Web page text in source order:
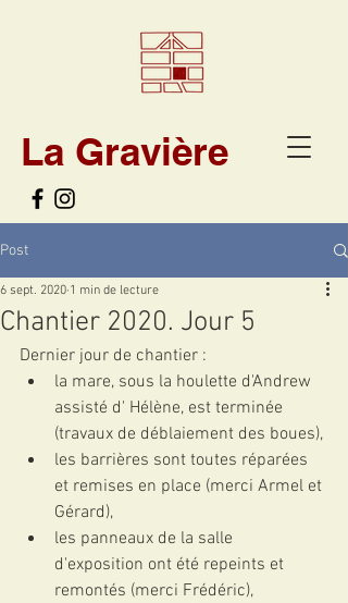
La Gravière
Post
Chantier 2020. Jour 5
6 sept. 2020 1 min de lecture
Dernier jour de chantier :
la mare, sous la houlette d'Andrew
assisté d' Hélène, est terminée
(travaux de déblaiement des boues),
les barrières sont toutes réparées
et remises en place (merci Armel et
Gérard),
les panneaux de la salle
d'exposition ont été repeints et
remontés (merci Frédéric),